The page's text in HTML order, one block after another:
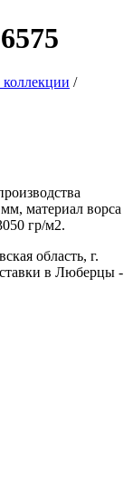
коллекции /
материал ворса
гр/м2.
область, г.
в Люберцы -